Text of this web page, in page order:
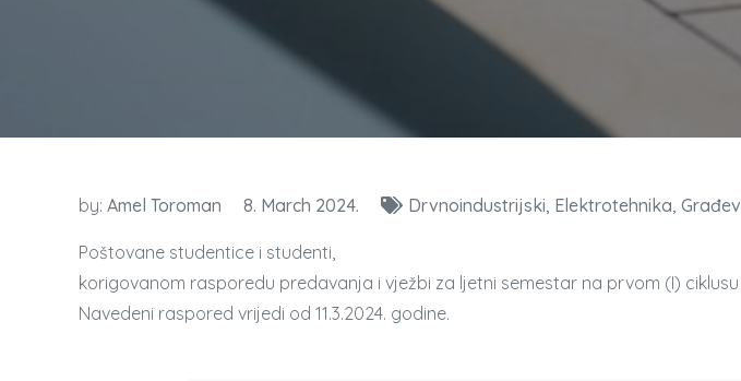
by: Amel Toroman 8. March 2024. Drvnoindustrijski Elektrotehnika
Poštovane studentice i studenti,
korigovanom rasporedu predavanja i vježbi za ljetni semestar na prvom (I)
Navedeni raspored vrijedi od 11.3.2024. godine.